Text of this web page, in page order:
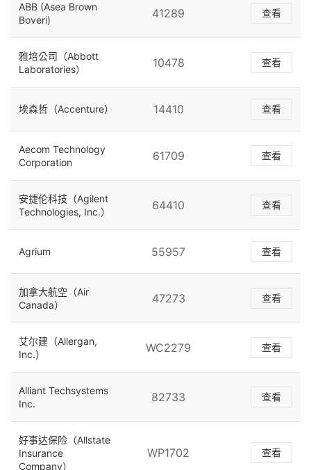
ABB (Asea Brown
Boveri)
41289 查看
雅培公司（Abbott
Laboratories）
10478 查看
埃森哲（Accenture） 14410 查看
Aecom Technology
Corporation
61709 查看
安捷伦科技（Agilent
Technologies, Inc.）
64410 查看
Agrium 55957 查看
加拿大航空（Air
Canada）
47273 查看
艾尔建（Allergan,
Inc.）
WC2279 查看
Alliant Techsystems
Inc.
82733 查看
好事达保险（Allstate
Insurance
Company）
WP1702 查看